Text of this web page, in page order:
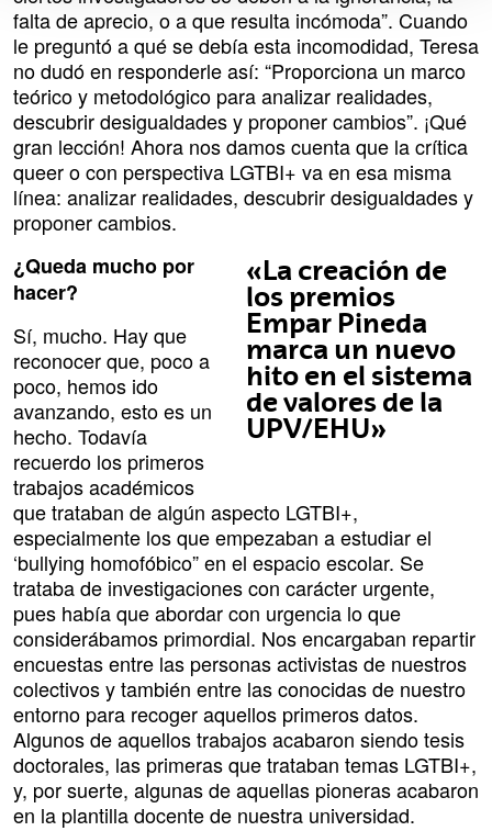
falta de aprecio, o a que resulta incómoda”. Cuando
le preguntó a qué se debía esta incomodidad, Teresa
no dudó en responderle así: “Proporciona un marco
teórico y metodológico para analizar realidades,
descubrir desigualdades y proponer cambios”. ¡Qué
gran lección! Ahora nos damos cuenta que la crítica
queer o con perspectiva LGTBI+ va en esa misma
línea: analizar realidades, descubrir desigualdades y
proponer cambios.
«La creación de
los premios
Empar Pineda
marca un nuevo
hito en el sistema
de valores de la
UPV/EHU»
¿Queda mucho por
hacer?
Sí, mucho. Hay que
reconocer que, poco a
poco, hemos ido
avanzando, esto es un
hecho. Todavía
recuerdo los primeros
trabajos académicos
que trataban de algún aspecto LGTBI+,
especialmente los que empezaban a estudiar el
‘bullying homofóbico” en el espacio escolar. Se
trataba de investigaciones con carácter urgente,
pues había que abordar con urgencia lo que
considerábamos primordial. Nos encargaban repartir
encuestas entre las personas activistas de nuestros
colectivos y también entre las conocidas de nuestro
entorno para recoger aquellos primeros datos.
Algunos de aquellos trabajos acabaron siendo tesis
doctorales, las primeras que trataban temas LGTBI+,
y, por suerte, algunas de aquellas pioneras acabaron
en la plantilla docente de nuestra universidad.